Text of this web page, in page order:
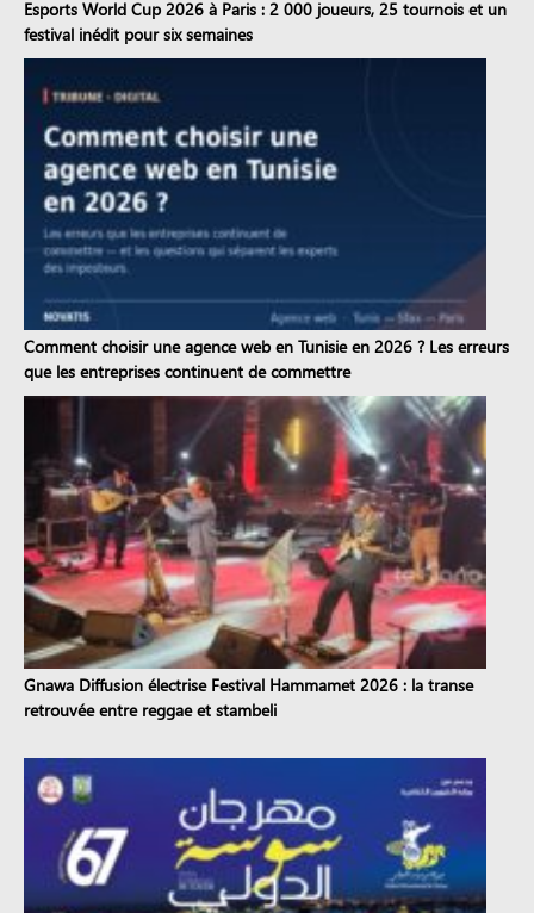
Esports World Cup 2026 à Paris : 2 000 joueurs, 25 tournois et un
festival inédit pour six semaines
Comment choisir une agence web en Tunisie en 2026 ? Les erreurs
que les entreprises continuent de commettre
Gnawa Diffusion électrise Festival Hammamet 2026 : la transe
retrouvée entre reggae et stambeli